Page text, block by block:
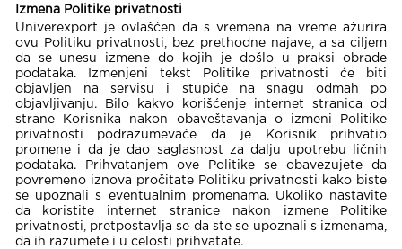
Izmena Politike privatnosti
Univerexport je ovlašćen da s vremena na vreme ažurira
ovu Politiku privatnosti, bez prethodne najave, a sa ciljem
da se unesu izmene do kojih je došlo u praksi obrade
podataka. Izmenjeni tekst Politike privatnosti će biti
objavljen na servisu i stupiće na snagu odmah po
objavljivanju. Bilo kakvo korišćenje internet stranica od
strane Korisnika nakon obaveštavanja o izmeni Politike
privatnosti podrazumevaće da je Korisnik prihvatio
promene i da je dao saglasnost za dalju upotrebu ličnih
podataka. Prihvatanjem ove Politike se obavezujete da
povremeno iznova pročitate Politiku privatnosti kako biste
se upoznali s eventualnim promenama. Ukoliko nastavite
da koristite internet stranice nakon izmene Politike
privatnosti, pretpostavlja se da ste se upoznali s izmenama,
da ih razumete i u celosti prihvatate.